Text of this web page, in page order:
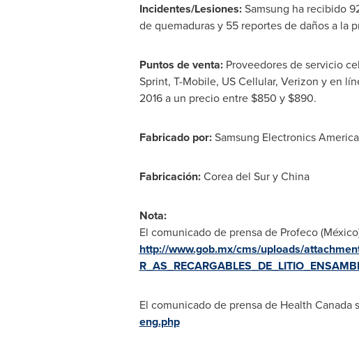
Incidentes/Lesiones:Samsung ha recibido
de quemaduras y 55 reportes de daños a la
Puntos de venta: Proveedores de servicio
Sprint, T-Mobile, US Cellular, Verizon y en
2016 a un precio entre $850 y $890.
Fabricado por:Samsung Electronics
Fabricación:Corea del SuryChina
Nota:
El comunicado de prensa de Profeco
http://www.gob.mx/cms/uploads/
El comunicado de prensa de Health
eng.php